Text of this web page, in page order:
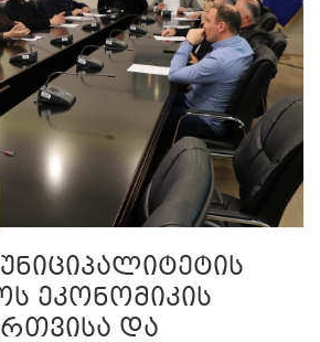
ეკონომიკის
და